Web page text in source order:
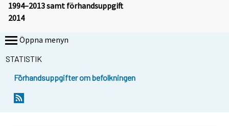
1994–2013 samt förhandsuppgift
2014
Öppna menyn
STATISTIK
Förhandsuppgifter om befolkningen